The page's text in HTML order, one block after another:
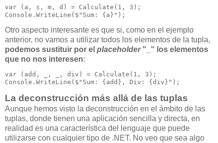
var (a, s, m, d) = Calculate(1, 3);
Console.WriteLine($"Sum: {a}");
Otro aspecto interesante es que si, como en el ejemplo
anterior, no vamos a utilizar todos los elementos de la tupla,
podemos sustituir por el placeholder"_" los elementos
que no nos interesen:
var (add, _, _, div) = Calculate(1, 3);
Console.WriteLine($"Sum: {add}, Div: {div}");
La deconstrucción más allá de las tuplas
Aunque hemos visto la deconstrucción en el ámbito de las
tuplas, donde tienen una aplicación sencilla y directa, en
realidad es una característica del lenguaje que puede
utilizarse con cualquier tipo de .NET. No veo que sea algo